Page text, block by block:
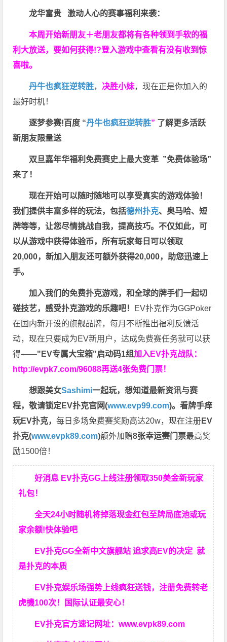
龙华富贵 激动人心的赛事福利来袭：
本周开始新朋友＋老朋友都将有各种领到手软的福
利大放送，要如何获得!?登入游戏中查看有没有收到惊
喜啦。
丹牛也疯狂逆转胜， 决胜小妹，现在正是你加入的
最好时机！
逐梦参赛!百度 “丹牛也疯狂逆转胜” 了解更多活跃
新朋友限量送
双旦嘉年华福利免费赛史上最大变革 ”免费体验场”
来了！
现在开始可以随时随地可以享受真实的游戏体验！
我们提供丰富多样的玩法，包括德州扑克、奥马哈、短
牌等等，让您尽情挑战自我，提高技巧。不仅如此， 可
以从游戏中获得体验币，所有玩家每日可以领取
20,000，新加入朋友还可额外获得20,000，助您迅速上
手。
加入我们的免费扑克游戏，和全球的牌手们一起切
磋技艺，感受扑克游戏的乐趣吧！ EV扑克作为GGPoker
在国内新开设的旗舰品牌，每月不断推出福利反馈活
动，现在只要成为EV新用户，达成免费赛任务就可以获
得——"EV专属大宝箱"启动码1组加入EV扑克战队：
http://evpk7.com/96088再送4张免费门票！
想跟美女Sashimi一起玩，想知道最新资讯与赛
程，敬请锁定EV扑克官网(www.evp99.com)。看牌手痒
玩EV扑克，每日多场免费赛奖励高达20w，现在注册EV
扑克(www.evpk89.com)额外加赠8张幸运赛门票最高奖
励1500倍！
好消息 EV扑克GG上线注册领取350美金新玩家
礼包！
全天24小时随机将掉落现金红包至牌局底池或玩
家余额!快体验吧
EV扑克GG全新中文旗舰站 追求高EV的决定就
是扑克的本质
EV扑克娱乐场强势上线疯狂送钱，注册免费转老
虎機100次！国际认证最安心！
EV扑克官方速记网址：www.evpk89.com